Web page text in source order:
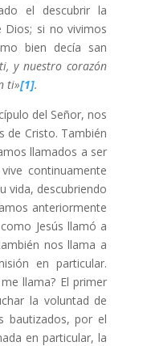
el descubrir la
Dios; si no vivimos
bien decía san
y nuestro corazón
ti»[1].
del Señor, nos
de Cristo. También
llamados a ser
continuamente
vida, descubriendo
anteriormente
Jesús llamó a
nos llama a
en particular.
llama? El primer
la voluntad de
bautizados, por el
en particular, la